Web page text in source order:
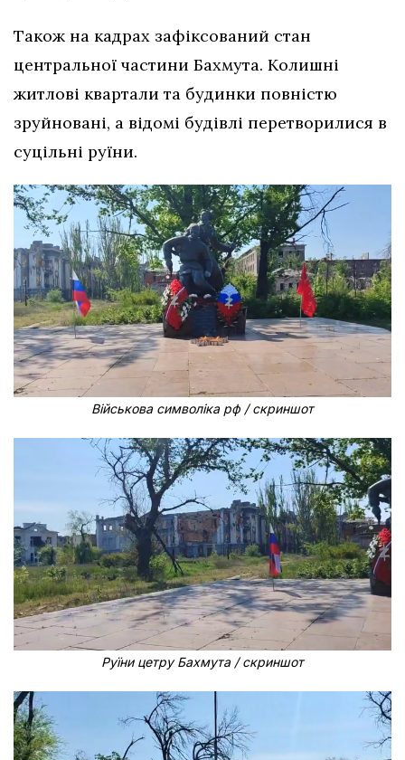
Також на кадрах зафіксований стан
центральної частини Бахмута. Колишні
житлові квартали та будинки повністю
зруйновані, а відомі будівлі перетворилися в
суцільні руїни.
Військова символіка рф / скриншот
Руїни цетру Бахмута / скриншот